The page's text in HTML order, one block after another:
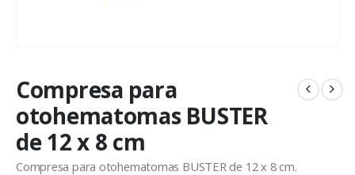
Compresa para
otohematomas BUSTER
de 12 x 8 cm
Compresa para otohematomas BUSTER de 12 x 8 cm.